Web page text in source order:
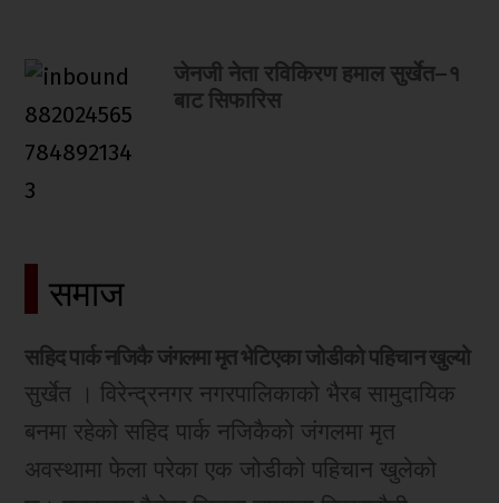
जेनजी नेता रविकिरण हमाल सुर्खेत–१
बाट सिफारिस
समाज
सहिद पार्क नजिकै जंगलमा मृत भेटिएका जोडीको पहिचान खुल्यो
सुर्खेत । विरेन्द्रनगर नगरपालिकाको भैरब सामुदायिक
बनमा रहेको सहिद पार्क नजिकैको जंगलमा मृत
अवस्थामा फेला परेका एक जोडीको पहिचान खुलेको